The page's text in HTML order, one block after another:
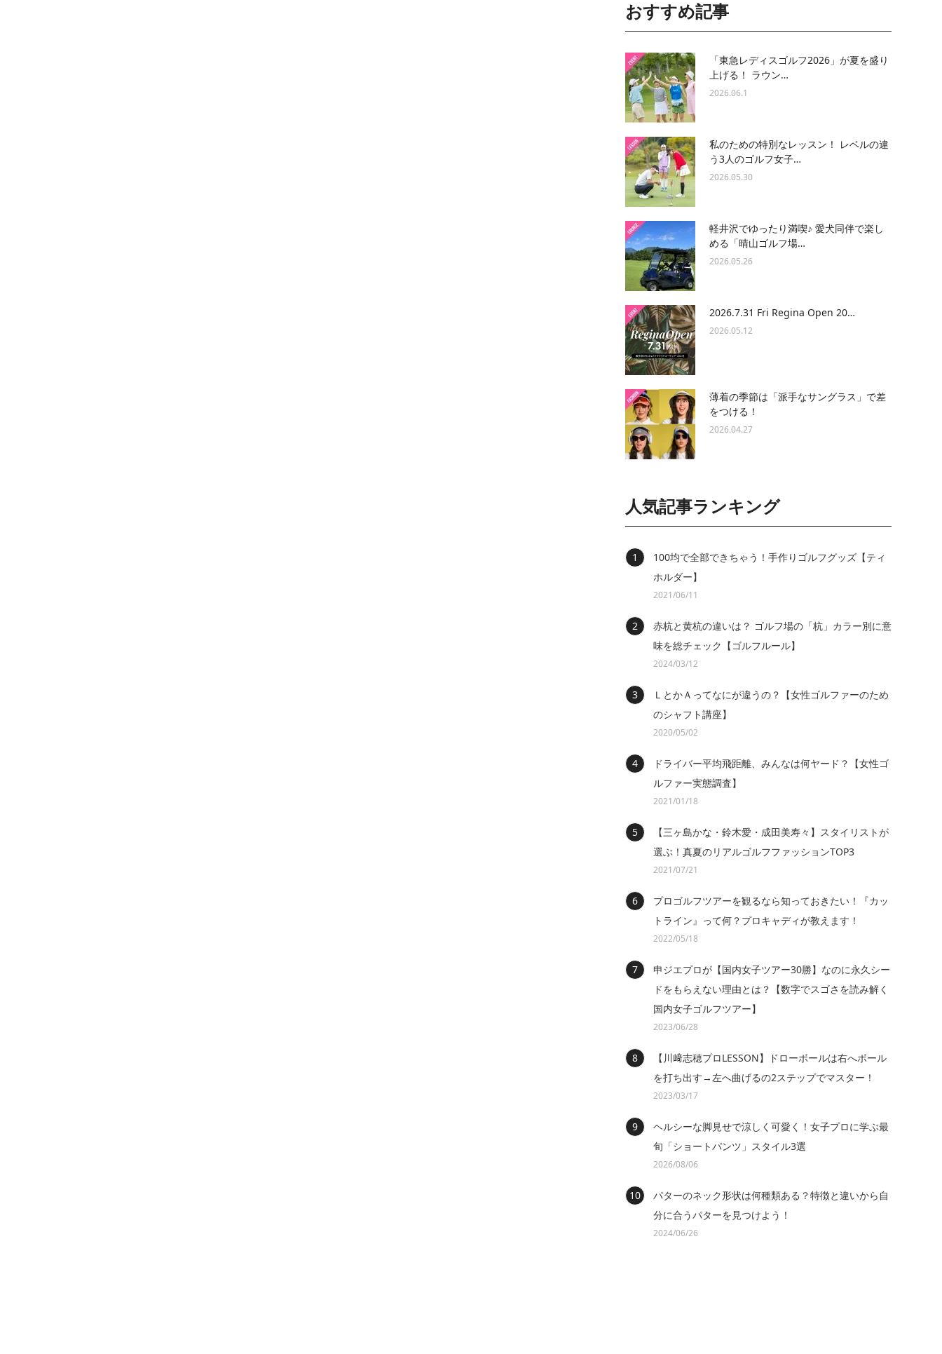
おすすめ記事
「東急レディスゴルフ2026」が夏を盛り
上げる！ ラウン…
2026.06.1
私のための特別なレッスン！ レベルの違
う3人のゴルフ女子…
2026.05.30
軽井沢でゆったり満喫♪ 愛犬同伴で楽し
める「晴山ゴルフ場…
2026.05.26
2026.7.31 Fri Regina Open 20…
2026.05.12
薄着の季節は「派手なサングラス」で差
をつける！
2026.04.27
人気記事ランキング
100均で全部できちゃう！手作りゴルフグッズ【ティ
ホルダー】
2021/06/11
赤杭と黄杭の違いは？ ゴルフ場の「杭」カラー別に意
味を総チェック【ゴルフルール】
2024/03/12
ＬとかＡってなにが違うの？【女性ゴルファーのため
のシャフト講座】
2020/05/02
ドライバー平均飛距離、みんなは何ヤード？【女性ゴ
ルファー実態調査】
2021/01/18
【三ヶ島かな・鈴木愛・成田美寿々】スタイリストが
選ぶ！真夏のリアルゴルフファッションTOP3
2021/07/21
プロゴルフツアーを観るなら知っておきたい！『カッ
トライン』って何？プロキャディが教えます！
2022/05/18
申ジエプロが【国内女子ツアー30勝】なのに永久シー
ドをもらえない理由とは？【数字でスゴさを読み解く
国内女子ゴルフツアー】
2023/06/28
【川﨑志穂プロLESSON】ドローボールは右へボール
を打ち出す→左へ曲げるの2ステップでマスター！
2023/03/17
ヘルシーな脚見せで涼しく可愛く！女子プロに学ぶ最
旬「ショートパンツ」スタイル3選
2026/08/06
パターのネック形状は何種類ある？特徴と違いから自
分に合うパターを見つけよう！
2024/06/26